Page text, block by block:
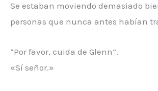
Se estaban moviendo demasiado
personas que nunca antes habían
“Por favor, cuida de Glenn”.
«Sí señor.»